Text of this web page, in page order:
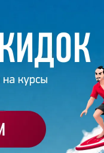
Корпоративное
540 – Алина С.
540 -